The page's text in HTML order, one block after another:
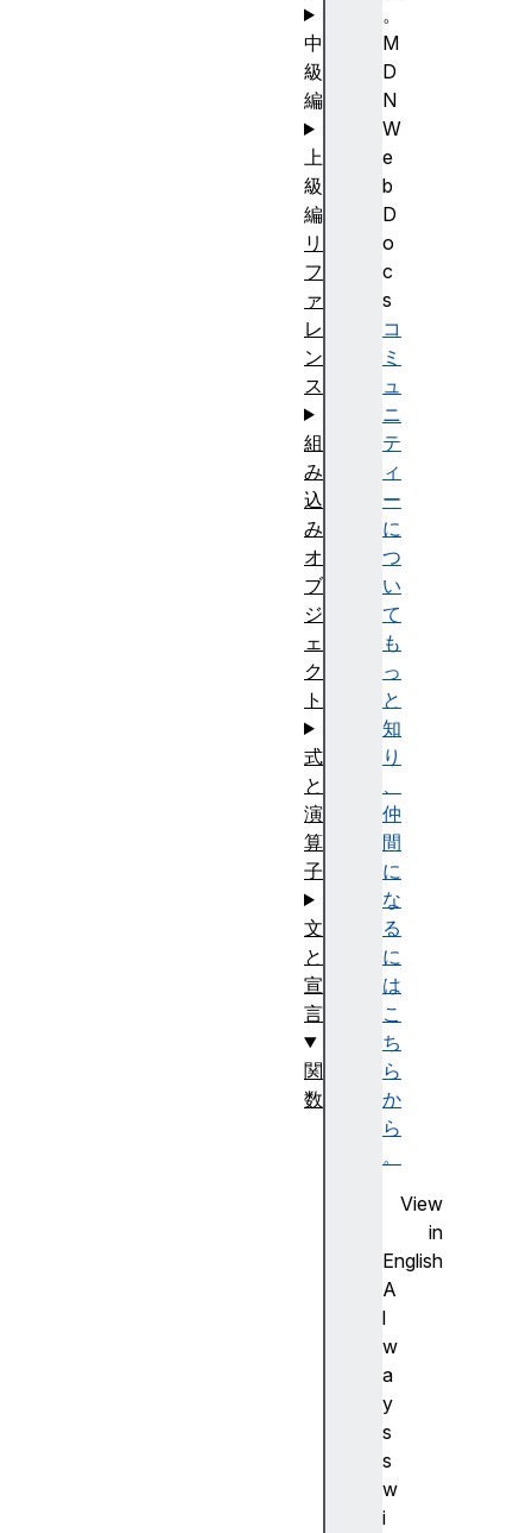
。
M
D
N
W
e
b
D
o
c
s
コ
ミ
ュ
ニ
テ
ィ
ー
に
つ
い
て
も
っ
と
知
り
、
仲
間
に
な
る
に
は
こ
ち
ら
か
ら
。
View
in
English
A
l
w
a
y
s
s
w
i
中
級
編
上
級
編
リ
フ
ァ
レ
ン
ス
組
み
込
み
オ
ブ
ジ
ェ
ク
ト
式
と
演
算
子
文
と
宣
言
関
数